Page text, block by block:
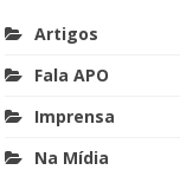
Artigos
Fala APO
Imprensa
Na Mídia